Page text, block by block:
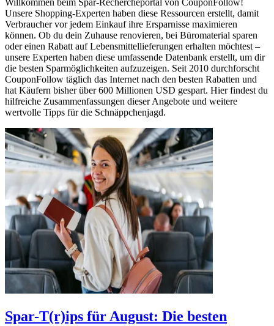
Unsere Shopping-Experten haben diese Ressourcen erstellt, damit
Verbraucher vor jedem Einkauf ihre Ersparnisse maximieren
können. Ob du dein Zuhause renovieren, bei Büromaterial sparen
oder einen Rabatt auf Lebensmittellieferungen erhalten möchtest –
unsere Experten haben diese umfassende Datenbank erstellt, um dir
die besten Sparmöglichkeiten aufzuzeigen. Seit 2010 durchforscht
CouponFollow täglich das Internet nach den besten Rabatten und
hat Käufern bisher über 600 Millionen USD gespart. Hier findest du
hilfreiche Zusammenfassungen dieser Angebote und weitere
wertvolle Tipps für die Schnäppchenjagd.
Spar-T(r)ips für August: Die besten